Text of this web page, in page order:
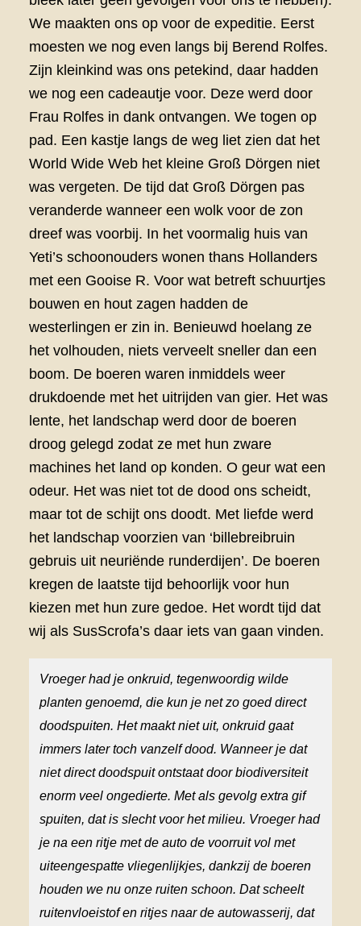
We maakten ons op voor de expeditie. Eerst
moesten we nog even langs bij Berend Rolfes.
Zijn kleinkind was ons petekind, daar hadden
we nog een cadeautje voor. Deze werd door
Frau Rolfes in dank ontvangen. We togen op
pad. Een kastje langs de weg liet zien dat het
World Wide Web het kleine Groß Dörgen niet
was vergeten. De tijd dat Groß Dörgen pas
veranderde wanneer een wolk voor de zon
dreef was voorbij. In het voormalig huis van
Yeti’s schoonouders wonen thans Hollanders
met een Gooise R. Voor wat betreft schuurtjes
bouwen en hout zagen hadden de
westerlingen er zin in. Benieuwd hoelang ze
het volhouden, niets verveelt sneller dan een
boom. De boeren waren inmiddels weer
drukdoende met het uitrijden van gier. Het was
lente, het landschap werd door de boeren
droog gelegd zodat ze met hun zware
machines het land op konden. O geur wat een
odeur. Het was niet tot de dood ons scheidt,
maar tot de schijt ons doodt. Met liefde werd
het landschap voorzien van ‘billebreibruin
gebruis uit neuriënde runderdijen’. De boeren
kregen de laatste tijd behoorlijk voor hun
kiezen met hun zure gedoe. Het wordt tijd dat
wij als SusScrofa’s daar iets van gaan vinden.
Vroeger had je onkruid, tegenwoordig wilde
planten genoemd, die kun je net zo goed direct
doodspuiten. Het maakt niet uit, onkruid gaat
immers later toch vanzelf dood. Wanneer je dat
niet direct doodspuit ontstaat door biodiversiteit
enorm veel ongedierte. Met als gevolg extra gif
spuiten, dat is slecht voor het milieu. Vroeger had
je na een ritje met de auto de voorruit vol met
uiteengespatte vliegenlijkjes, dankzij de boeren
houden we nu onze ruiten schoon. Dat scheelt
ruitenvloeistof en ritjes naar de autowasserij, dat